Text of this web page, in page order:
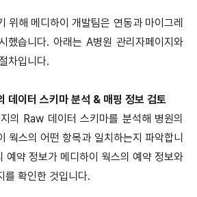
위해 메디하이 개발팀은 연동과 마이그레
했습니다. 아래는 A병원 관리자페이지와
차입니다.
데이터 스키마 분석 & 매핑 정보 검토
의 Raw 데이터 스키마를 분석해 병원의
웍스의 어떤 항목과 일치하는지 파악합니
예약 정보가 메디하이 웍스의 예약 정보와
를 확인한 것입니다.